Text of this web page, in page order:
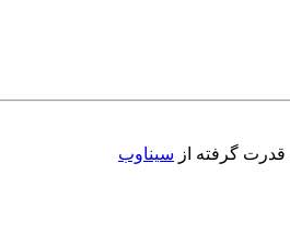
قدرت گرفته از سیناوب